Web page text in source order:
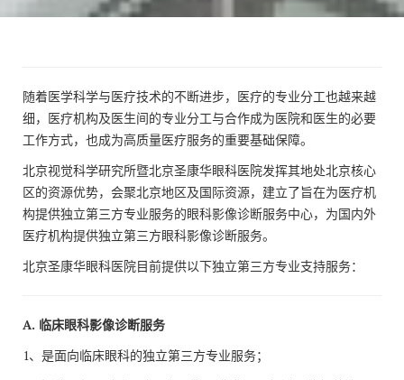
e
随着医学科学与医疗技术的不断进步，医疗的专业分工也越来越
细，医疗机构及医生间的专业分工与合作成为医院和医生的必要
工作方式，也成为高质量医疗服务的重要基础保障。
北京视觉科学研究所暨北京圣康华眼科医院发挥其地处北京核心
区的资源优势，会聚北京地区及国际资源，建立了旨在为医疗机
构提供独立第三方专业服务的眼科影像诊断服务中心，为国内外
医疗机构提供独立第三方眼科影像诊断服务。
北京圣康华眼科医院目前提供以下独立第三方专业支持服务：
A. 临床眼科影像诊断服务
1、是面向临床眼科的独立第三方专业服务；